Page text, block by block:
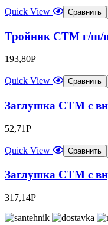
Quick View Сравнить
Тройник CTM г/ш/
193,80Р
Quick View Сравнить
Заглушка СТМ с
52,71Р
Quick View Сравнить
Заглушка CTM с
317,14Р